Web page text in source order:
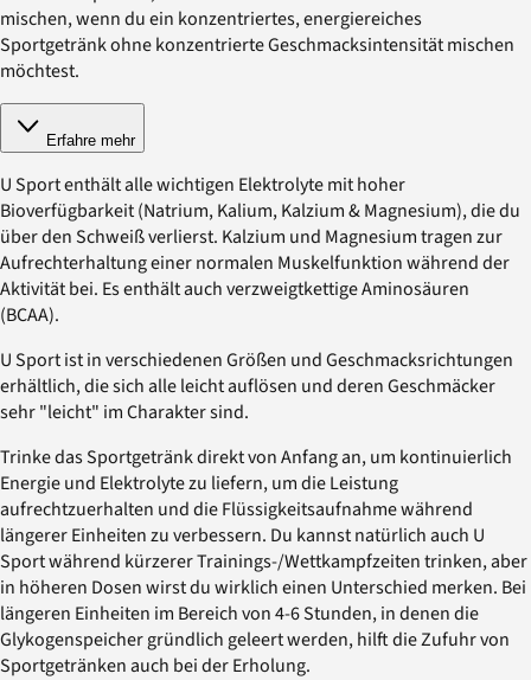
mischen, wenn du ein konzentriertes, energiereiches
Sportgetränk ohne konzentrierte Geschmacksintensität mischen
möchtest.
Erfahre mehr
U Sport enthält alle wichtigen Elektrolyte mit hoher
Bioverfügbarkeit (Natrium, Kalium, Kalzium & Magnesium), die du
über den Schweiß verlierst. Kalzium und Magnesium tragen zur
Aufrechterhaltung einer normalen Muskelfunktion während der
Aktivität bei. Es enthält auch verzweigtkettige Aminosäuren
(BCAA).
U Sport ist in verschiedenen Größen und Geschmacksrichtungen
erhältlich, die sich alle leicht auflösen und deren Geschmäcker
sehr "leicht" im Charakter sind.
Trinke das Sportgetränk direkt von Anfang an, um kontinuierlich
Energie und Elektrolyte zu liefern, um die Leistung
aufrechtzuerhalten und die Flüssigkeitsaufnahme während
längerer Einheiten zu verbessern. Du kannst natürlich auch U
Sport während kürzerer Trainings-/Wettkampfzeiten trinken, aber
in höheren Dosen wirst du wirklich einen Unterschied merken. Bei
längeren Einheiten im Bereich von 4-6 Stunden, in denen die
Glykogenspeicher gründlich geleert werden, hilft die Zufuhr von
Sportgetränken auch bei der Erholung.